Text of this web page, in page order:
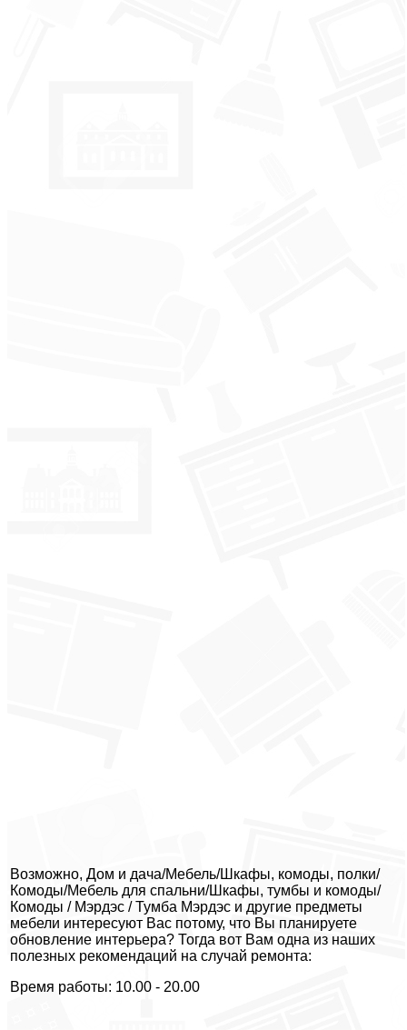
Возможно, Дом и дача/Мебель/Шкафы, комоды, полки/
Комоды/Мебель для спальни/Шкафы, тумбы и комоды/
Комоды / Мэрдэс / Тумба Мэрдэс и другие предметы
мебели интересуют Вас потому, что Вы планируете
обновление интерьера? Тогда вот Вам одна из наших
полезных рекомендаций на случай ремонта:
Время работы: 10.00 - 20.00